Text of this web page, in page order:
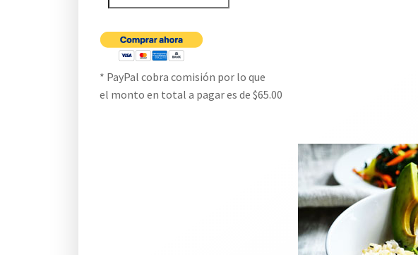
* PayPal cobra comisión por lo que
el monto en total a pagar es de $65.00